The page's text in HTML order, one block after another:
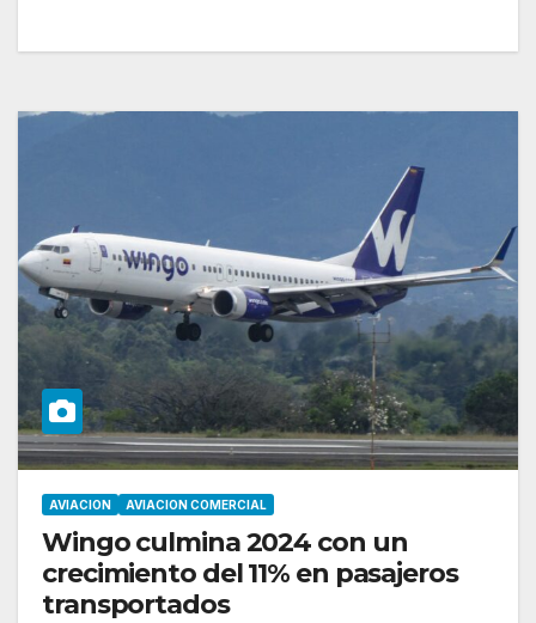
AVIACION AVIACION COMERCIAL
Wingo culmina 2024 con un
crecimiento del 11% en pasajeros
transportados